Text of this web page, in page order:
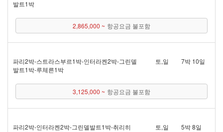
발트 1박
2,865,000 ~ 항공요금 불포함
파리 2박 - 스트라스부르 1박 - 인터라켄 2박 - 그린델
발트 1박 - 루체른 1박
토,일 7박 10일
3,125,000 ~ 항공요금 불포함
파리 2박 - 인터라켄 2박 - 그린델발트 1박 - 취리히 토,일 5박 8일